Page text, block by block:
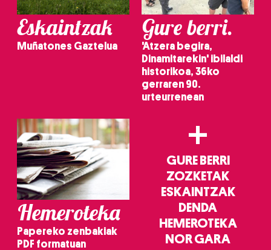
Eskaintzak
Muñatones Gaztelua
Gure berri.
'Atzera begira,
Dinamitarekin' ibilaldi
historikoa, 36ko
gerraren 90.
urteurrenean
Hemeroteka
Papereko zenbakiak
PDF formatuan
+
GURE BERRI
ZOZKETAK
ESKAINTZAK
DENDA
HEMEROTEKA
NOR GARA